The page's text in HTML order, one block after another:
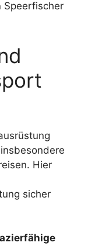
Speerfischer
Hier
sicher